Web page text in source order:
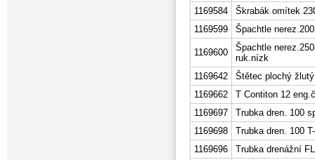
1169584
Škrabák omítek
1169599
Špachtle
1169600
Špachtle
ruk.nízk
1169642
Štětec plochý
1169662
T Contiton 12
1169697
Trubka dren. 100
1169698
Trubka dren. 100
1169696
Trubka drenážní